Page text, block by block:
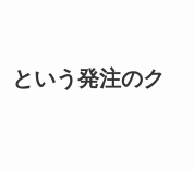
という発注のク